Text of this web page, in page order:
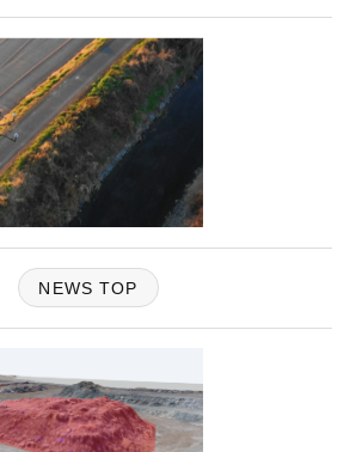
NEWS TOP